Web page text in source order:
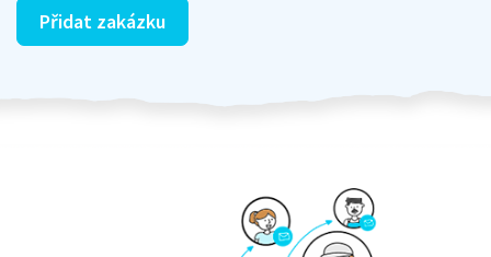
Přidat zakázku